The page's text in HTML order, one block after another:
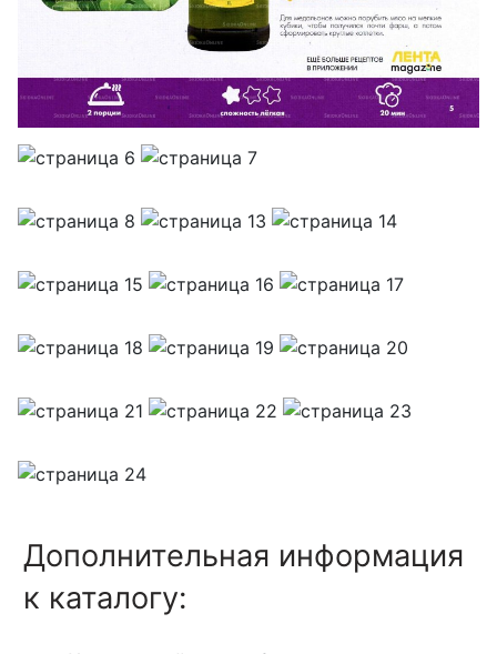
Дополнительная информация
к каталогу: